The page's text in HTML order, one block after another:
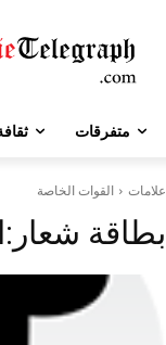
متفرقات
علامات القوات الخاصة
بطاقة شعار: